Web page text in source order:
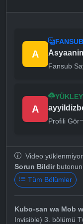
A
FANSUB
Fansub
A
Profili Gör
Video
Sorun Bildir
Tüm Bölümler
Kubo-san wa Mob
Invisible) 3. bölümü